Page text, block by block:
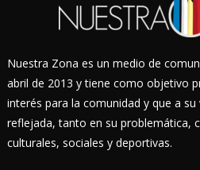
Nuestra Zona es un medio de
abril de 2013 y tiene como objetivo
interés para la comunidad y que a
reflejada, tanto en su problemática,
culturales, sociales y deportivas.